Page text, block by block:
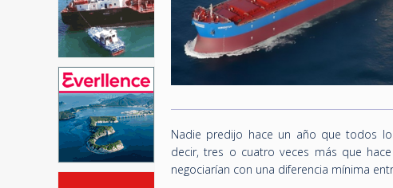
Nadie predijo hace un año que todos
decir, tres o cuatro veces más que
negociarían con una diferencia mínima